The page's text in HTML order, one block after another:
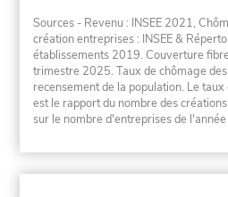
Sources - Revenu : INSEE 2021,
création entreprises : INSEE &
établissements 2019. Couverture
trimestre 2025. Taux de chômage
recensement de la population. Le
est le rapport du nombre des
sur le nombre d'entreprises de